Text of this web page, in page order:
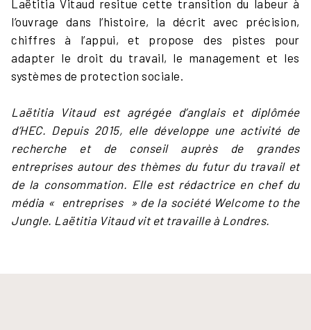
Laëtitia Vitaud resitue cette transition du labeur à
l’ouvrage dans l’histoire, la décrit avec précision,
chiffres à l’appui, et propose des pistes pour
adapter le droit du travail, le management et les
systèmes de protection sociale.
Laëtitia Vitaud est agrégée d’anglais et diplômée
d’HEC. Depuis 2015, elle développe une activité de
recherche et de conseil auprès de grandes
entreprises autour des thèmes du futur du travail et
de la consommation. Elle est rédactrice en chef du
média « entreprises » de la société Welcome to the
Jungle. Laëtitia Vitaud vit et travaille à Londres.